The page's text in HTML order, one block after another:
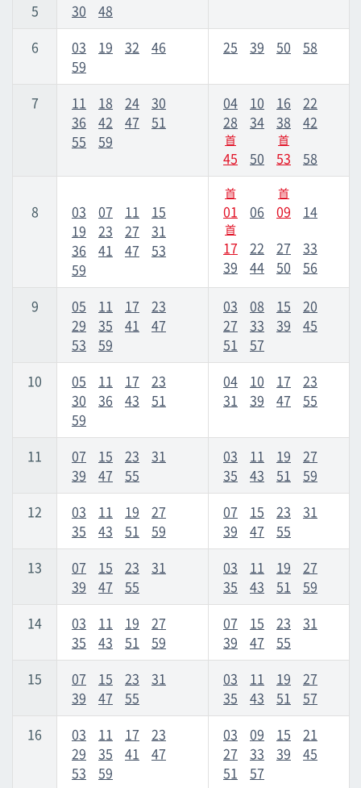
市立醫院前
Tedako浦西
市立醫院前
Tedako浦西
5 30
48
6
03 19 32
46
59
25 39 50 58
7 11 18 24
30
36
42 47
51
55
59
04 10 16
22
28
34 38 42
首
45 50
首
53 58
8 03 07 11
15
19
23 27
31
36
41 47
53
59
首
01 06
首
09 14
首
17 22 27
33
39
44 50
56
9
05 11 17
23
29
35 41
47
53
59
03 08 15
20
27
33 39
45
51
57
10
05 11 17
23
30
36 43
51
59
04 10 17
23
31
39 47 55
11 07 15 23
31
39
47 55
03 11 19
27
35
43 51
59
12
03 11 19
27
35
43 51 59
07 15 23
31
39
47
55
13
07 15 23
31
39
47 55
03 11 19
27
35
43 51
59
14
03 11 19
27
35
43 51 59
07 15 23
31
39
47
55
15
07 15 23
31
39
47 55
03 11 19
27
35
43 51
57
16
03 11 17
23
29
35 41
47
53
59
03 09 15
21
27
33 39
45
51
57